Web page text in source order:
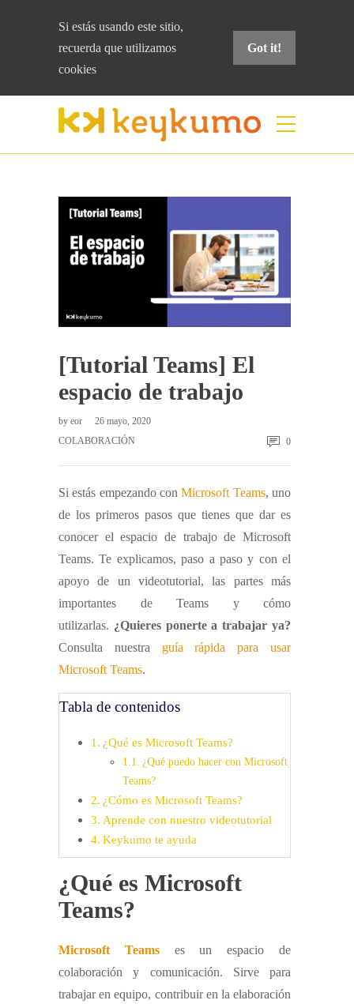
Si estás usando este sitio,
recuerda que utilizamos
cookies
Got it!
Home Colaboración
espacio de trabajo
[Tutorial Teams] El
espacio de trabajo
by eor
26 mayo, 2020
COLABORACIÓN
0
Si estás empezando conMicrosoft Teams, uno
de los primeros pasos que tienes que dar es
conocer el espacio de trabajo de Microsoft
Teams. Te explicamos, paso a paso y con el
apoyo de un videotutorial, las partes más
importantes de Teams y cómo
utilizarlas. ¿Quieres ponerte a trabajar ya?
Consulta nuestra guía rápida para usar
Microsoft Teams.
Tabla de contenidos
¿Qué es Microsoft Teams?
¿Qué puedo hacer con Microsoft
Teams?
¿Cómo es Microsoft Teams?
Aprende con nuestro videotutorial
Keykumo te ayuda
¿Qué es Microsoft
Teams?
Microsoft Teamses un espacio de
colaboración y comunicación. Sirve para
trabajar en equipo, contribuir en la elaboración